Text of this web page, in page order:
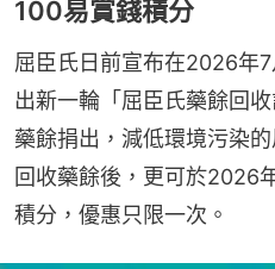
100易賞錢積分
屈臣氏日前宣布在2026年
出新一輪「屈臣氏藥餘回
藥餘捐出，減低環境污染
回收藥餘後，更可於2026
積分，優惠只限一次。